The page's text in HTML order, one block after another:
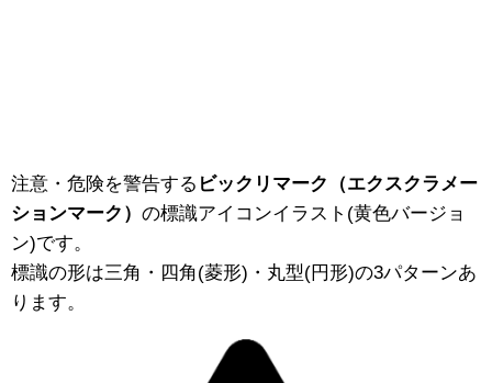
注意・危険を警告する ビックリマーク（エクスクラメー
ションマーク） の標識アイコンイラスト(黄色バージョ
ン)です。
標識の形は三角・四角(菱形)・丸型(円形)の3パターンあ
ります。